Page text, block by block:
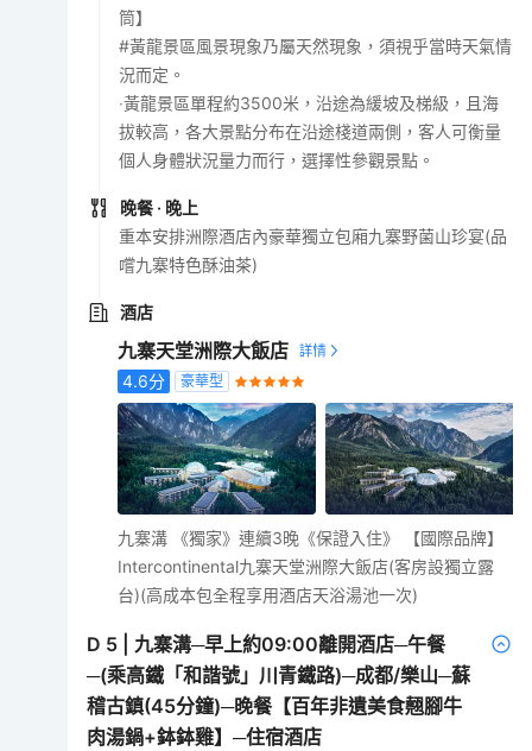
筒】
#黃龍景區風景現象乃屬天然現象，須視乎當時天氣情
況而定。
‧黃龍景區單程約3500米，沿途為緩坡及梯級，且海
拔較高，各大景點分布在沿途棧道兩側，客人可衡量
個人身體狀況量力而行，選擇性參觀景點。
晚餐 · 晚上
重本安排洲際酒店內豪華獨立包廂九寨野菌山珍宴(品
嚐九寨特色酥油茶)
酒店
九寨天堂洲際大飯店
4.6分 豪華型
九寨溝 《獨家》連續3晚《保證入住》 【國際品牌】
Intercontinental九寨天堂洲際大飯店(客房設獨立露
台)(高成本包全程享用酒店天浴湯池一次)
D 5 |九寨溝─早上約09:00離開酒店─午餐
─(乘高鐵「和諧號」川青鐵路)─成都/樂山─蘇
稽古鎮(45分鐘)─晚餐【百年非遺美食翹腳牛
肉湯鍋+鉢鉢雞】─住宿酒店